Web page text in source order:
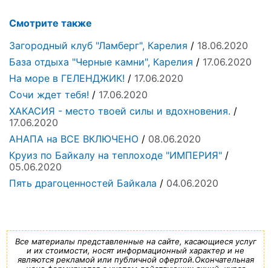
Смотрите также
Загородный клуб "Ламберг", Карелия / 18.06.2020
База отдыха "Черные камни", Карелия / 17.06.2020
На море в ГЕЛЕНДЖИК! / 17.06.2020
Сочи ждет тебя! / 17.06.2020
ХАКАСИЯ - место твоей силы и вдохновения. /
17.06.2020
АНАПА на ВСЕ ВКЛЮЧЕНО / 08.06.2020
Круиз по Байкалу на теплоходе "ИМПЕРИЯ" /
05.06.2020
Пять драгоценностей Байкала / 04.06.2020
Все материалы представленные на сайте, касающиеся услуг
и их стоимости, носят информационный характер и не
являются рекламой или публичной офертой.Окончательная